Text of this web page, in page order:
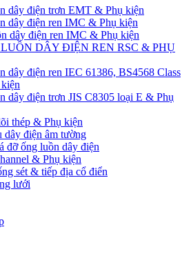
dây điện trơn EMT & Phụ kiện
dây điện ren IMC & Phụ kiện
dây điện ren IMC & Phụ kiện
DÂY ĐIỆN REN RSC & PHỤ
dây điện ren IEC 61386, BS4568 Class
dây điện trơn JIS C8305 loại E & Phụ
thép & Phụ kiện
dây điện âm tường
đỡ ống luồn dây điện
& Phụ kiện
sét & tiếp địa cổ điển
lưới